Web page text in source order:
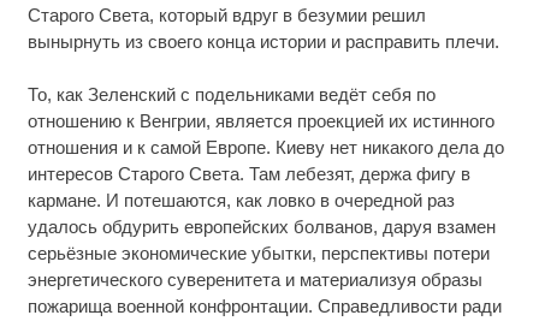
Старого Света, который вдруг в безумии решил
вынырнуть из своего конца истории и расправить плечи.
То, как Зеленский с подельниками ведёт себя по
отношению к Венгрии, является проекцией их истинного
отношения и к самой Европе. Киеву нет никакого дела до
интересов Старого Света. Там лебезят, держа фигу в
кармане. И потешаются, как ловко в очередной раз
удалось обдурить европейских болванов, даруя взамен
серьёзные экономические убытки, перспективы потери
энергетического суверенитета и материализуя образы
пожарища военной конфронтации. Справедливости ради